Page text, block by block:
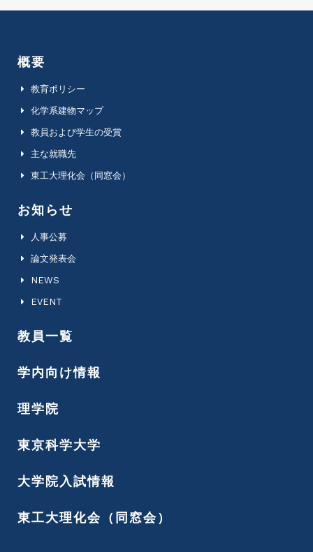
概要
教育ポリシー
化学系建物マップ
教員および学生の受賞
主な就職先
東工大理化会（同窓会）
お知らせ
人事公募
論文発表会
NEWS
EVENT
教員一覧
学内向け情報
理学院
東京科学大学
大学院入試情報
東工大理化会（同窓会）